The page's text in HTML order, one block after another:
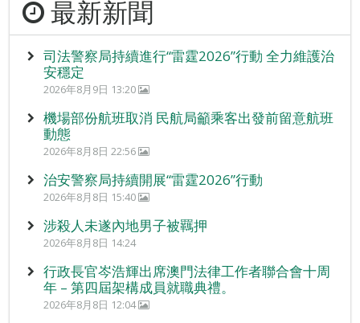
最新新聞
司法警察局持續進行“雷霆2026”行動 全力維護治
安穩定
2026年8月9日 13:20
機場部份航班取消 民航局籲乘客出發前留意航班
動態
2026年8月8日 22:56
治安警察局持續開展“雷霆2026”行動
2026年8月8日 15:40
涉殺人未遂內地男子被羈押
2026年8月8日 14:24
行政長官岑浩輝出席澳門法律工作者聯合會十周
年 – 第四屆架構成員就職典禮。
2026年8月8日 12:04